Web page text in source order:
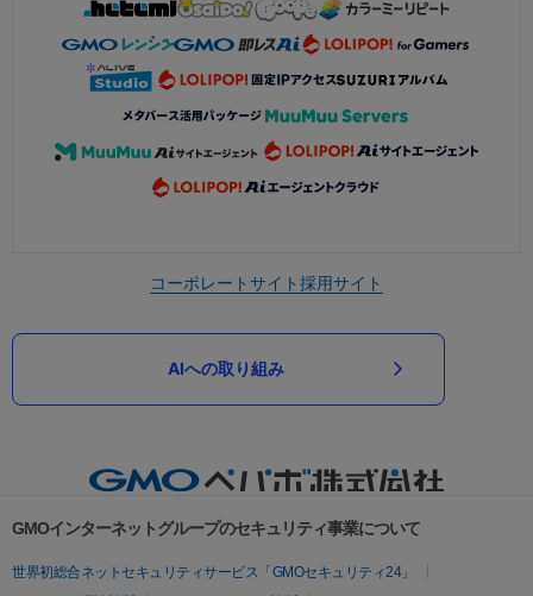
コーポレートサイト採用サイト
AIへの取り組み
GMOインターネットグループのセキュリティ事業について
世界初総合ネットセキュリティサービス「GMOセキュリティ24」